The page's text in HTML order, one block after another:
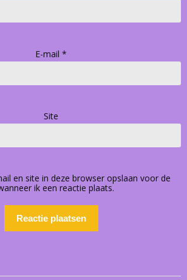
E-mail *
Site
en site in deze browser opslaan voor de
ik een reactie plaats.